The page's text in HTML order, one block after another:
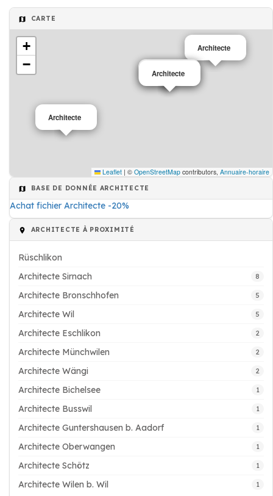
CARTE
Architecte
Architecte
Architecte
Architecte
+
−
Leaflet | © OpenStreetMap contributors, Annuaire-horaire
BASE DE DONNÉE ARCHITECTE
Achat fichier Architecte -20%
ARCHITECTE À PROXIMITÉ
Rüschlikon
Architecte Sirnach
8
Architecte Bronschhofen 5
Architecte Wil 5
Architecte Eschlikon 2
Architecte Münchwilen 2
Architecte Wängi 2
Architecte Bichelsee 1
Architecte Busswil 1
Architecte Guntershausen b. Aadorf 1
Architecte Oberwangen 1
Architecte Schötz 1
Architecte Wilen b. Wil 1